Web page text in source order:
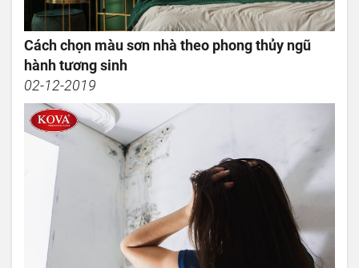
Cách chọn màu sơn nhà theo phong thủy ngũ
hành tương sinh
02-12-2019